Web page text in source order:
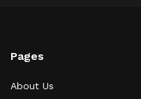
Pages
About Us